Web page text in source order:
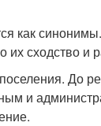
как
их сходство и
До
и